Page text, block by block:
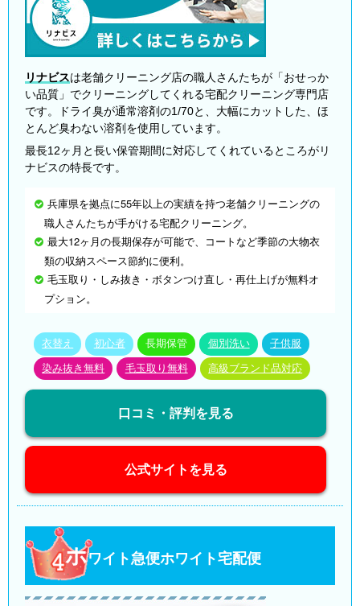
リナビスは老舗クリーニング店の職人さんたちが「おせっか
い品質」でクリーニングしてくれる宅配クリーニング専門店
です。ドライ臭が通常溶剤の1/70と、大幅にカットした、ほ
とんど臭わない溶剤を使用しています。
最長12ヶ月と長い保管期間に対応してくれているところがリ
ナビスの特長です。
兵庫県を拠点に55年以上の実績を持つ老舗クリーニングの
職人さんたちが手がける宅配クリーニング。
最大12ヶ月の長期保存が可能で、コートなど季節の大物衣
類の収納スペース節約に便利。
毛玉取り・しみ抜き・ボタンつけ直し・再仕上げが無料オ
プション。
衣替え 初心者 長期保管 個別洗い 子供服
染み抜き無料 毛玉取り無料 高級ブランド品対応
口コミ・評判を見る
公式サイトを見る
ホワイト急便ホワイト宅配便